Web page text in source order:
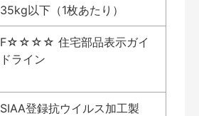
35kg以下（1枚あたり）
F☆☆☆☆ 住宅部品表示ガイ
ドライン
SIAA登録抗ウイルス加工製